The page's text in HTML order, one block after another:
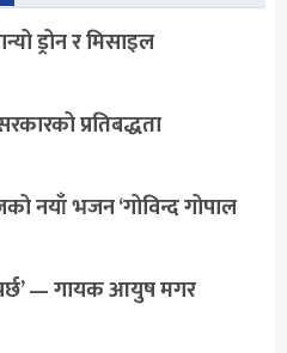
ड्रोन र मिसाइल
प्रतिबद्धता
नयाँ भजन ‘गोविन्द गोपाल
— गायक आयुष मगर